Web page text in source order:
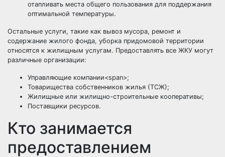
отапливать места общего пользования для поддержания
оптимальной температуры.
Остальные услуги, такие как вывоз мусора, ремонт и
содержание жилого фонда, уборка придомовой территории
относятся к жилищным услугам. Предоставлять все ЖКУ могут
различные организации:
Управляющие компании<span>;
Товарищества собственников жилья (ТСЖ);
Жилищные или жилищно-строительные кооперативы;
Поставщики ресурсов.
Кто занимается
предоставлением